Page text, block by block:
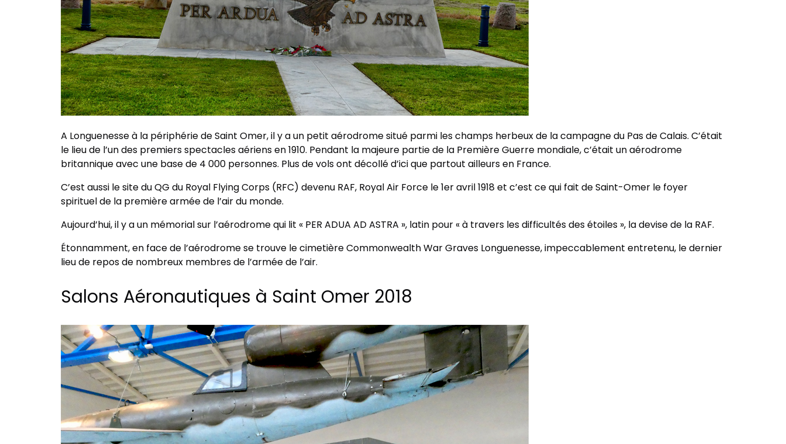
A Longuenesse à la périphérie de Saint Omer, il y a un petit aérodrome situé parmi les champs herbeux de la campagne du Pas de Calais. C’était
le lieu de l’un des premiers spectacles aériens en 1910. Pendant la majeure partie de la Première Guerre mondiale, c’était un aérodrome
britannique avec une base de 4 000 personnes. Plus de vols ont décollé d’ici que partout ailleurs en France.
C’est aussi le site du QG du Royal Flying Corps (RFC) devenu RAF, Royal Air Force le 1er avril 1918 et c’est ce qui fait de Saint-Omer le foyer
spirituel de la première armée de l’air du monde.
Aujourd’hui, il y a un mémorial sur l’aérodrome qui lit « PER ADUA AD ASTRA », latin pour « à travers les difficultés des étoiles », la devise de la RAF.
Étonnamment, en face de l’aérodrome se trouve le cimetière Commonwealth War Graves Longuenesse, impeccablement entretenu, le dernier
lieu de repos de nombreux membres de l’armée de l’air.
Salons Aéronautiques à Saint Omer 2018